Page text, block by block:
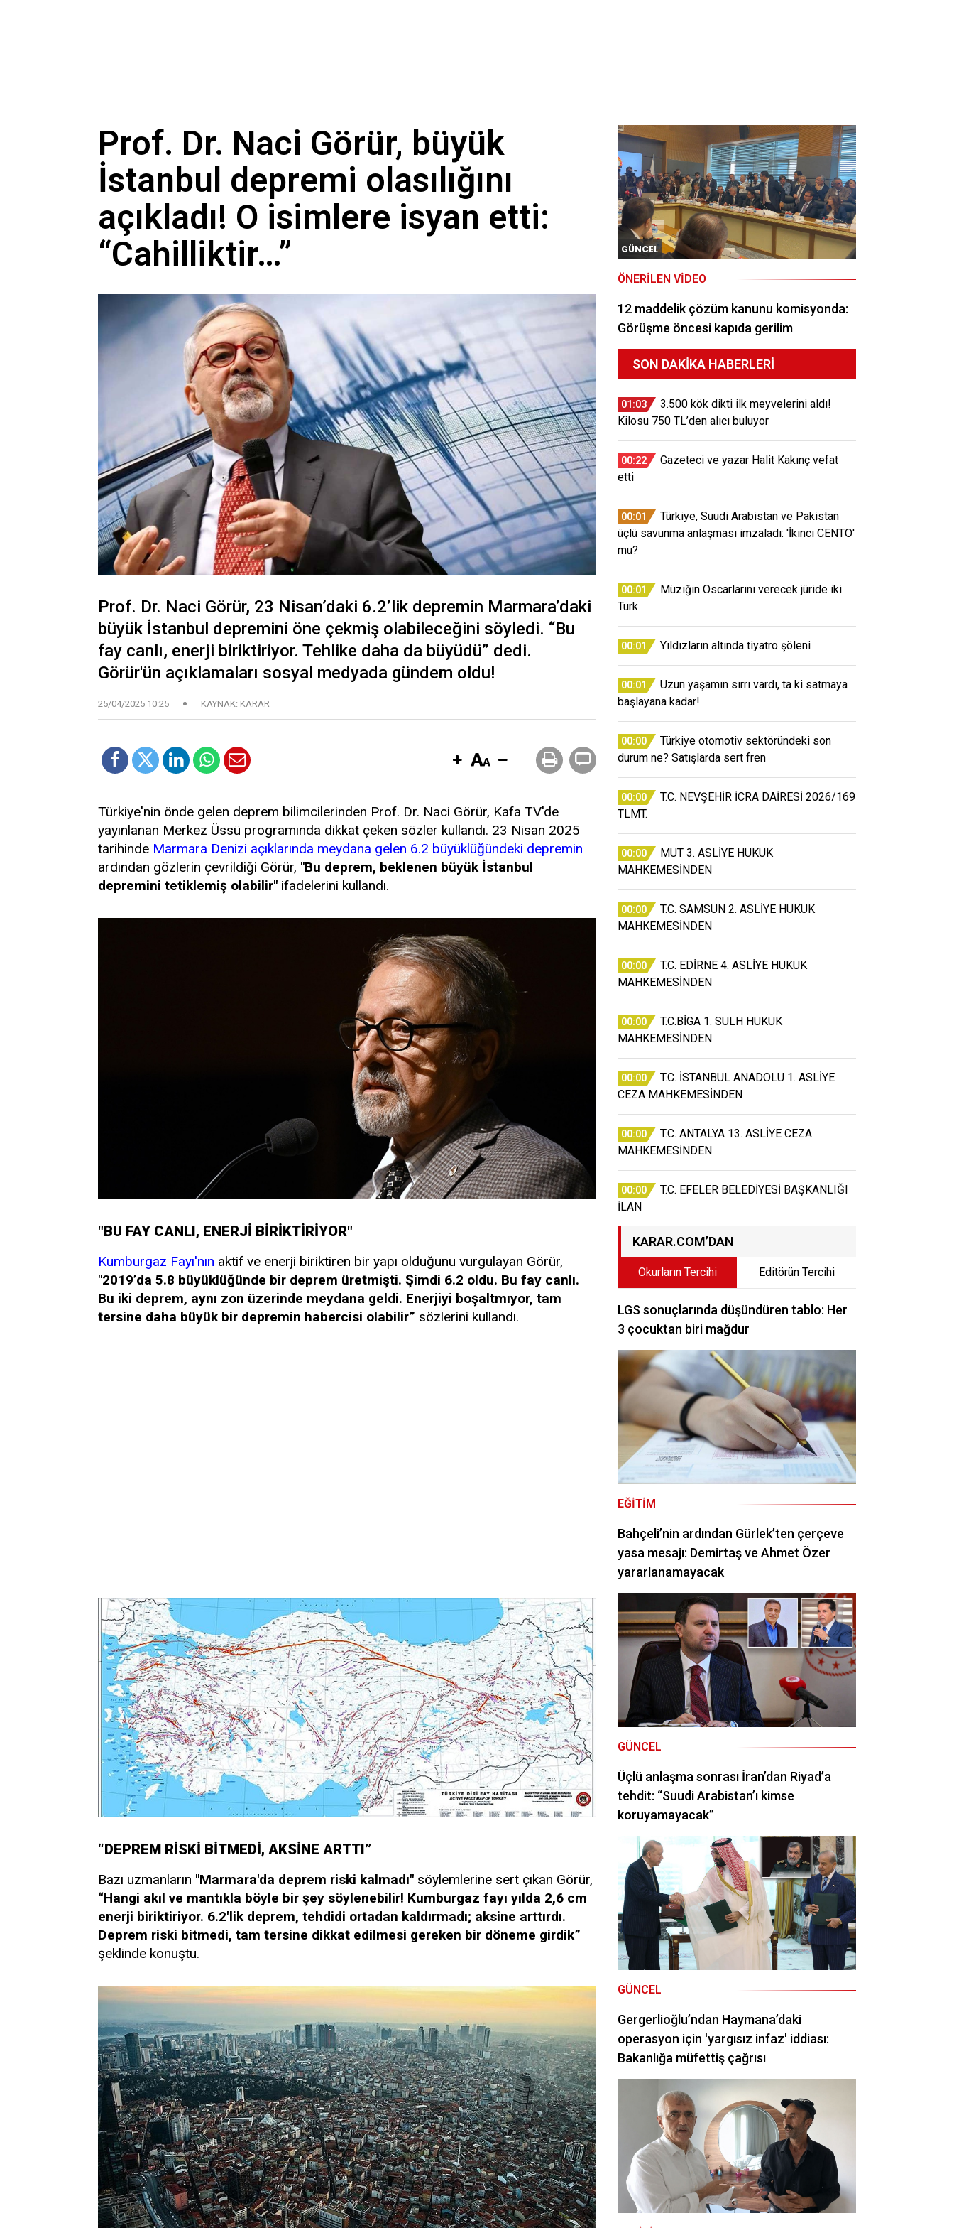
Prof. Dr. Naci Görür, büyük
İstanbul depremi olasılığını
açıkladı! O isimlere isyan etti:
“Cahilliktir…”
Prof. Dr. Naci Görür, 23 Nisan’daki 6.2’lik depremin Marmara’daki
büyük İstanbul depremini öne çekmiş olabileceğini söyledi. “Bu
fay canlı, enerji biriktiriyor. Tehlike daha da büyüdü” dedi.
Görür'ün açıklamaları sosyal medyada gündem oldu!
25/04/2025 10:25 KAYNAK: KARAR
Türkiye'nin önde gelen deprem bilimcilerinden Prof. Dr. Naci Görür, Kafa TV'de
yayınlanan Merkez Üssü programında dikkat çeken sözler kullandı. 23 Nisan 2025
tarihinde Marmara Denizi açıklarında meydana gelen 6.2 büyüklüğündeki depremin
ardından gözlerin çevrildiği Görür, "Bu deprem, beklenen büyük İstanbul
depremini tetiklemiş olabilir" ifadelerini kullandı.
"BU FAY CANLI, ENERJİ BİRİKTİRİYOR"
Kumburgaz Fayı'nın aktif ve enerji biriktiren bir yapı olduğunu vurgulayan Görür,
"2019’da 5.8 büyüklüğünde bir deprem üretmişti. Şimdi 6.2 oldu. Bu fay canlı.
Bu iki deprem, aynı zon üzerinde meydana geldi. Enerjiyi boşaltmıyor, tam
tersine daha büyük bir depremin habercisi olabilir” sözlerini kullandı.
“DEPREM RİSKİ BİTMEDİ, AKSİNE ARTTI”
Bazı uzmanların "Marmara'da deprem riski kalmadı" söylemlerine sert çıkan Görür,
“Hangi akıl ve mantıkla böyle bir şey söylenebilir! Kumburgaz fayı yılda 2,6 cm
enerji biriktiriyor. 6.2'lik deprem, tehdidi ortadan kaldırmadı; aksine arttırdı.
Deprem riski bitmedi, tam tersine dikkat edilmesi gereken bir döneme girdik”
şeklinde konuştu.
GÜNCEL
ÖNERILEN VIDEO
12 maddelik çözüm kanunu komisyonda:
Görüşme öncesi kapıda gerilim
SON DAKIKA HABERLERI
01:03
3.500 kök dikti ilk meyvelerini aldı!
Kilosu 750 TL’den alıcı buluyor
00:22
Gazeteci ve yazar Halit Kakınç vefat
etti
00:01
Türkiye, Suudi Arabistan ve Pakistan
üçlü savunma anlaşması imzaladı: 'İkinci CENTO'
mu?
00:01
Müziğin Oscarlarını verecek jüride iki
Türk
00:01 Yıldızların altında tiyatro şöleni
00:01
Uzun yaşamın sırrı vardı, ta ki satmaya
başlayana kadar!
00:00
Türkiye otomotiv sektöründeki son
durum ne? Satışlarda sert fren
00:00
T.C. NEVŞEHİR İCRA DAİRESİ 2026/169
TLMT.
00:00
MUT 3. ASLİYE HUKUK
MAHKEMESİNDEN
00:00
T.C. SAMSUN 2. ASLİYE HUKUK
MAHKEMESİNDEN
00:00
T.C. EDİRNE 4. ASLİYE HUKUK
MAHKEMESİNDEN
00:00
T.C.BİGA 1. SULH HUKUK
MAHKEMESİNDEN
00:00
T.C. İSTANBUL ANADOLU 1. ASLİYE
CEZA MAHKEMESİNDEN
00:00
T.C. ANTALYA 13. ASLİYE CEZA
MAHKEMESİNDEN
00:00
T.C. EFELER BELEDİYESİ BAŞKANLIĞI
İLAN
KARAR.COM’DAN
Okurların Tercihi Editörün Tercihi
LGS sonuçlarında düşündüren tablo: Her
3 çocuktan biri mağdur
EĞITIM
Bahçeli’nin ardından Gürlek’ten çerçeve
yasa mesajı: Demirtaş ve Ahmet Özer
yararlanamayacak
GÜNCEL
Üçlü anlaşma sonrası İran’dan Riyad’a
tehdit: “Suudi Arabistan’ı kimse
koruyamayacak”
GÜNCEL
Gergerlioğlu’ndan Haymana’daki
operasyon için 'yargısız infaz' iddiası:
Bakanlığa müfettiş çağrısı